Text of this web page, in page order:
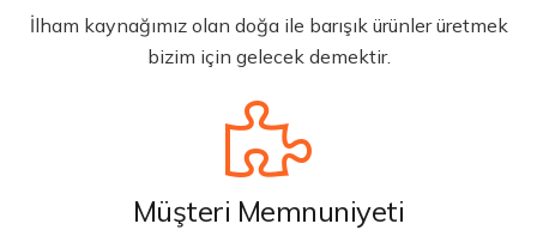
İlham kaynağımız olan doğa ile barışık ürünler üretmek
bizim için gelecek demektir.
Müşteri Memnuniyeti